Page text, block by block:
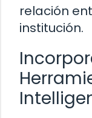
relación
institución.